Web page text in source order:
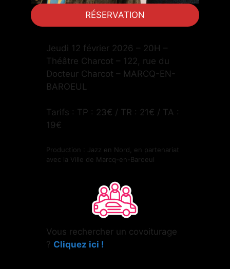
RÉSERVATION
Jeudi 12 février 2026 – 20H –
Théâtre Charcot – 122, rue du
Docteur Charcot – MARCQ-EN-
BAROEUL
Tarifs : TP : 23€ / TR : 21€ / TA :
19€
Production : Jazz en Nord, en partenariat
avec la Ville de Marcq-en-Baroeul
Vous rechercher un covoiturage
? Cliquez ici !